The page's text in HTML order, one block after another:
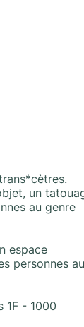
un
au genre
espace
personnes au
1F - 1000